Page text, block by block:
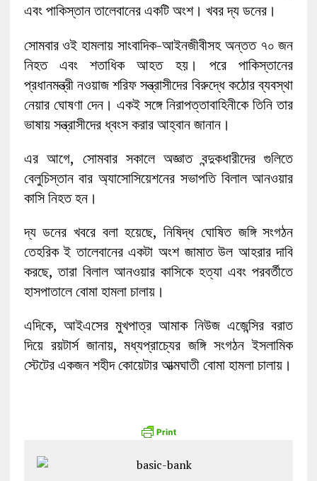
এবং পাকিস্তান তালেবানের একটি অংশ। খবর দ্য ডনের।
সোমবার ওই হামলায় সাংবাদিক-আইনজীবীসহ অন্তত ৭০ জন
নিহত এবং শতাধিক আহত হয়। পরে পাকিস্তানের
প্রধানমন্ত্রী নওয়াজ শরিফ সন্ত্রাসীদের বিরুদ্ধে কঠোর ব্যবস্থা
নেয়ার ঘোষণা দেন। একই সঙ্গে নিরাপত্তাবাহিনীকে তিনি তার
ভাষায় সন্ত্রাসীদের ধ্বংস করার আহ্বান জানান।
এর আগে, সোমবার সকালে অজ্ঞাত বন্দুকধারীদের গুলিতে
বেলুচিস্তান বার অ্যাসোসিয়েশনের সভাপতি বিলাল আনওয়ার
কাসি নিহত হন।
দ্য ডনের খবরে বলা হয়েছে, নিষিদ্ধ ঘোষিত জঙ্গি সংগঠন
তেহরিক ই তালেবানের একটা অংশ জামাত উল আহরার দাবি
করছে, তারা বিলাল আনওয়ার কাসিকে হত্যা এবং পরবর্তীতে
হাসপাতালে বোমা হামলা চালায়।
এদিকে, আইএসের মুখপাত্র আমাক নিউজ এজেন্সির বরাত
দিয়ে রয়টার্স জানায়, মধ্যপ্রাচ্যের জঙ্গি সংগঠন ইসলামিক
স্টেটের একজন শহীদ কোয়েটার আত্মঘাতী বোমা হামলা চালায়।